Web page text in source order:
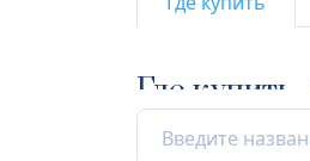
Где купить